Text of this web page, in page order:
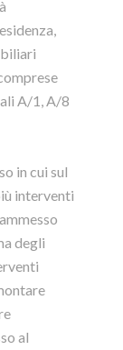
A/1, A/8
in cui sul
interventi
degli
al